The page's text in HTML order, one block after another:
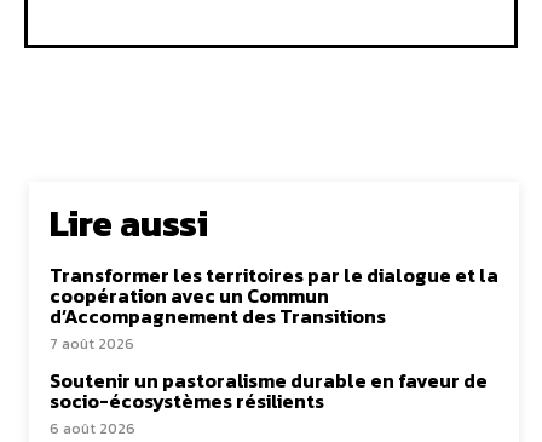
Lire aussi
Transformer les territoires par le dialogue et la
coopération avec un Commun
d’Accompagnement des Transitions
7 août 2026
Soutenir un pastoralisme durable en faveur de
socio-écosystèmes résilients
6 août 2026